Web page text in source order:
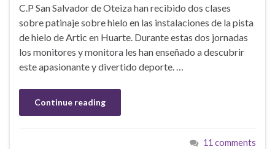
C.P San Salvador de Oteiza han recibido dos clases
sobre patinaje sobre hielo en las instalaciones de la pista
de hielo de Artic en Huarte. Durante estas dos jornadas
los monitores y monitora les han enseñado a descubrir
este apasionante y divertido deporte. …
Continue reading
11 comments